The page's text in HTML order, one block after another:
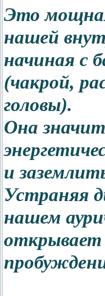
Это
нашей
начиная с
(чакрой,
головы).
Она
и
Устраняя
нашем
открывает